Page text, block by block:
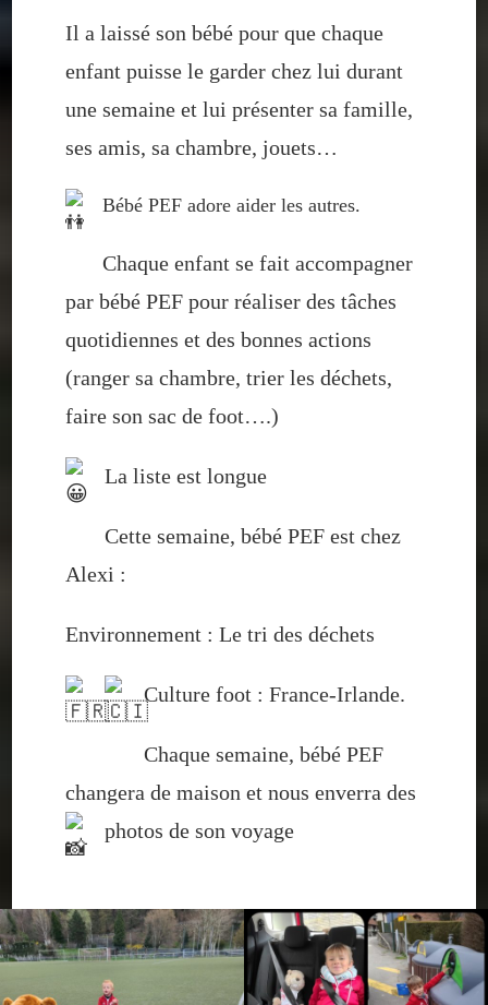
Il alaissé son bébé pour que chaque
enfant puisse le garder chez lui durant
une semaine et lui présenter sa famille,
ses amis, sa chambre, jouets…
Bébé PEF adore aider les autres.
Chaque enfant se fait accompagner
par bébé PEF pour réaliser des tâches
quotidiennes et des bonnes actions
(ranger sa chambre, trier les déchets,
faire son sac de foot….)
La liste est longue
Cette semaine, bébé PEF est chez
Alexi :
Environnement : Le tri des déchets
Culture foot : France-Irlande.
Chaque semaine, bébé PEF
changera de maison et nous enverra des
photos de son voyage